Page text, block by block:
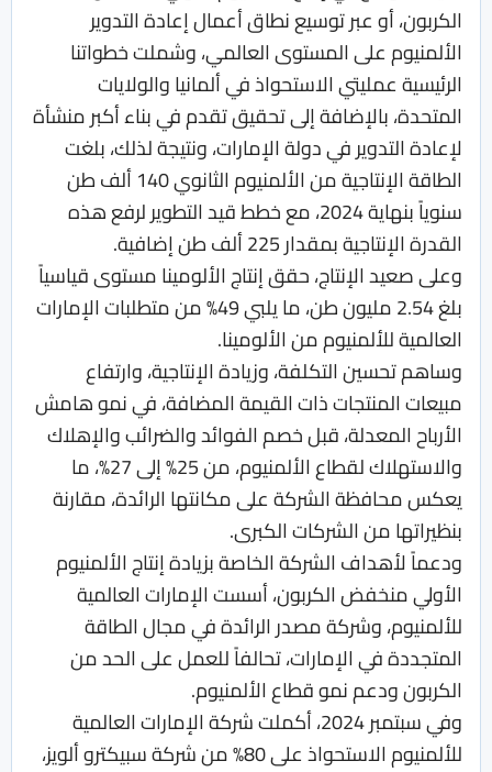
الكربون، أو عبر توسيع نطاق أعمال إعادة التدوير
الألمنيوم على المستوى العالمي، وشملت خطواتنا
الرئيسية عمليتي الاستحواذ في ألمانيا والولايات
المتحدة، بالإضافة إلى تحقيق تقدم في بناء أكبر منشأة
لإعادة التدوير في دولة الإمارات، ونتيجة لذلك، بلغت
الطاقة الإنتاجية من الألمنيوم الثانوي 140 ألف طن
سنوياً بنهاية 2024، مع خطط قيد التطوير لرفع هذه
القدرة الإنتاجية بمقدار 225 ألف طن إضافية.
وعلى صعيد الإنتاج، حقق إنتاج الألومينا مستوى قياسياً
بلغ 2.54 مليون طن، ما يلبي 49% من متطلبات الإمارات
العالمية للألمنيوم من الألومينا.
وساهم تحسين التكلفة، وزيادة الإنتاجية، وارتفاع
مبيعات المنتجات ذات القيمة المضافة، في نمو هامش
الأرباح المعدلة، قبل خصم الفوائد والضرائب والإهلاك
والاستهلاك لقطاع الألمنيوم، من 25% إلى 27%، ما
يعكس محافظة الشركة على مكانتها الرائدة، مقارنة
بنظيراتها من الشركات الكبرى.
ودعماً لأهداف الشركة الخاصة بزيادة إنتاج الألمنيوم
الأولي منخفض الكربون، أسست الإمارات العالمية
للألمنيوم، وشركة مصدر الرائدة في مجال الطاقة
المتجددة في الإمارات، تحالفاً للعمل على الحد من
الكربون ودعم نمو قطاع الألمنيوم.
وفي سبتمبر 2024، أكملت شركة الإمارات العالمية
للألمنيوم الاستحواذ على 80% من شركة سبيكترو ألويز،